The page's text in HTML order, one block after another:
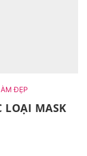
ĐẸP
LOẠI MASK